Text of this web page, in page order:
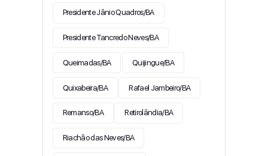
Presidente Jânio Quadros/BA
Presidente Tancredo Neves/BA
Queimadas/BA Quijingue/BA
Quixabeira/BA Rafael Jambeiro/BA
Remanso/BA Retirolândia/BA
Riachão das Neves/BA